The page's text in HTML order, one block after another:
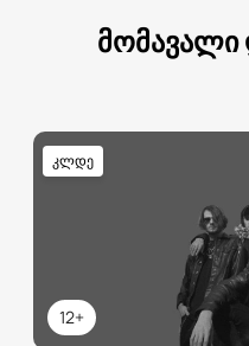
მომავალი
12+
კლდე